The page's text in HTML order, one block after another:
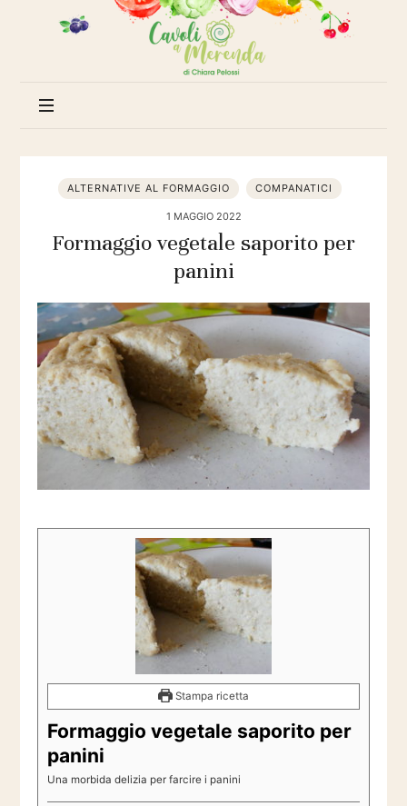
ALTERNATIVE AL FORMAGGIO COMPANATICI
1 MAGGIO 2022
Formaggio vegetale saporito per
panini
Stampa ricetta
Formaggio vegetale saporito per
panini
Una morbida delizia per farcire i panini